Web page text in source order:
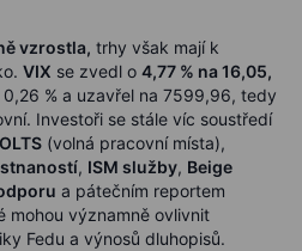
vzrostla, trhy však mají k
VIX se zvedl o 4,77 % na 16,05,
% a uzavřel na 7599,96, tedy
Investoři se stále víc soustředí
(volná pracovní místa),
, ISM služby, Beige
a pátečním reportem
mohou významně ovlivnit
Fedu a výnosů dluhopisů.